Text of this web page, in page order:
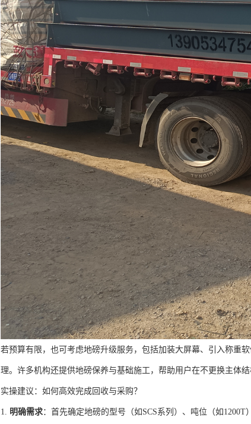
若预算有限，也可考虑地磅升级服务，包括加装大屏幕、引入称重
理。许多机构还提供地磅保养与基础施工，帮助用户在不更换主体结
实操建议：如何高效完成回收与采购？
1. 明确需求：首先确定地磅的型号（如SCS系列）、吨位（如